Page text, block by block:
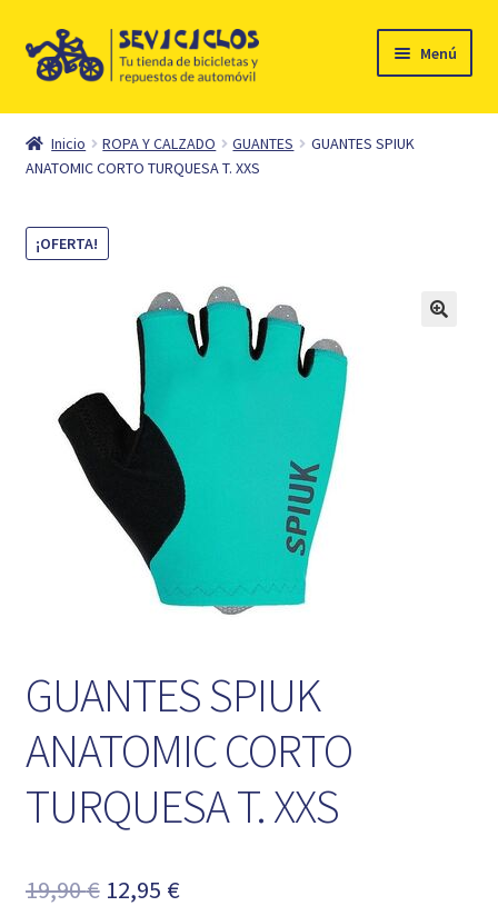
Ir
Ir
al
Menú
Inicio
Ciclismo
Automóvil
Inicio ROPA Y CALZADO GUANTES
GUANTES SPIUK
ANATOMIC CORTO TURQUESA T. XXS
¡OFERTA!
GUANTES SPIUK
ANATOMIC CORTO
TURQUESA T. XXS
19,90€ El
12,95 €El